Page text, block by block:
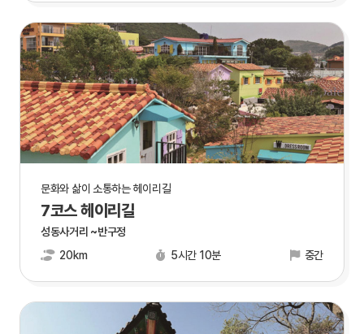
문화와 삶이 소통하는 헤이리길
7코스 헤이리길
성동사거리 ~반구정
20km
5시간 10분 중간